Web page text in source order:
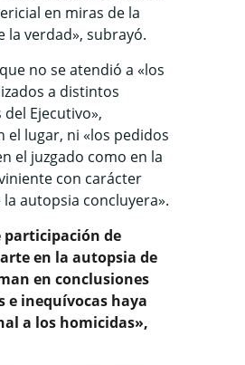
en miras de la
la verdad», subrayó.
no se atendió a «los
a distintos
Ejecutivo»,
el lugar, ni «los pedidos
el juzgado como en la
con carácter
autopsia concluyera».
participación de
en la autopsia de
en conclusiones
e inequívocas haya
a los homicidas»,